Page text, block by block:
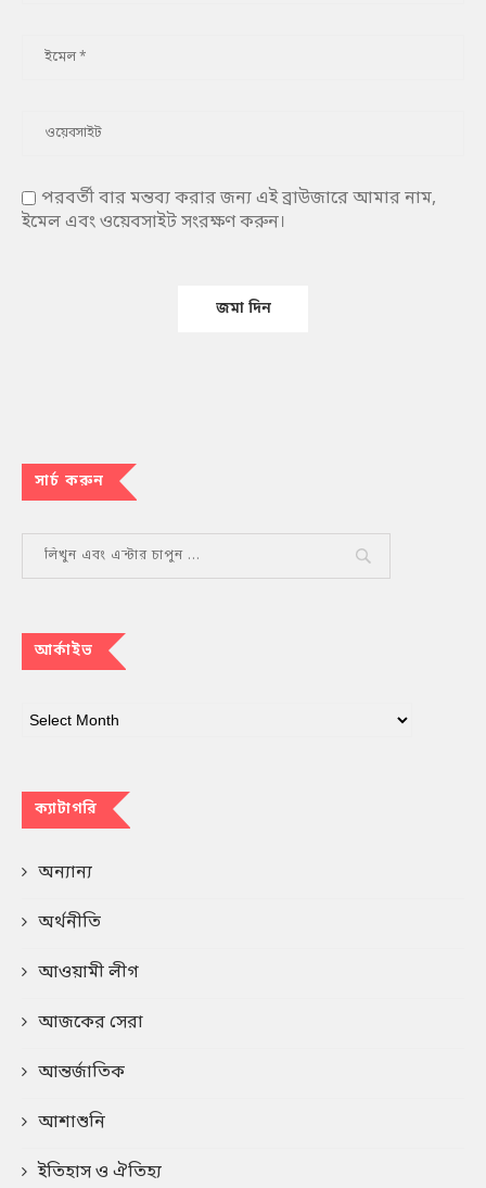
পরবর্তী বার মন্তব্য করার জন্য এই ব্রাউজারে আমার নাম,
ইমেল এবং ওয়েবসাইট সংরক্ষণ করুন।
সার্চ করুন
আর্কাইভ
ক্যাটাগরি
অন্যান্য
অর্থনীতি
আওয়ামী লীগ
আজকের সেরা
আন্তর্জাতিক
আশাশুনি
ইতিহাস ও ঐতিহ্য